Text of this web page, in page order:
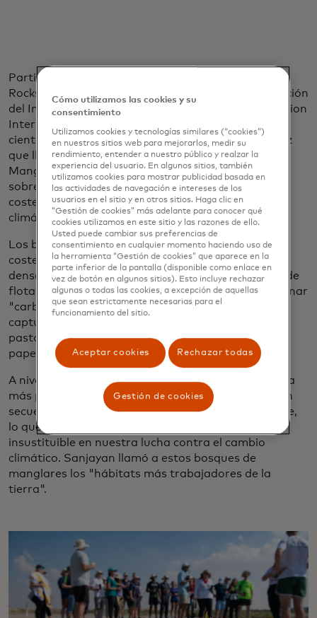
Partimos esa mañana con Sanjayan, Johan
Rockström del Instituto Potsdam para la Investigación
del Impacto Climático y científico jefe de Conservation
International, y otros expertos en conservación y
científicos climáticos de renombre mundial. Una vez
que llegamos a la acertadamente llamada Playa de
Manglares en mmm Al Quwain, aprendimos más
sobre el papel único que desempeñan los sistemas
costeros y marinos en la lucha contra el cambio
climático.
Los bosques de manglares prosperan en las aguas
costeras saladas de los trópicos y subtrópicos. Sus
densas masas de raíces en y por debajo de la línea de
flotación son increíblemente efectivas para almacenar
"carbono azul costero", el término para el carbono
capturado en los ecosistemas de agua salada. (Los
pastos marinos y las marismas juegan el mismo
papel).
A nivel mundial, estos ecosistemas tienen una huella
más pequeña que las selvas tropicales, pero pueden
secuestrar más carbono por acre, más rápidamente,
lo que los convierte en una herramienta crítica e
insustituible en nuestra lucha contra el cambio
climático. Sanjayan llamó a estos bosques de
manglares los "hábitats más trabajadores de la
tierra".
Cómo utilizamos las cookies y su
consentimiento
Utilizamos cookies y tecnologías similares (“cookies”)
en nuestros sitios web para mejorarlos, medir su
rendimiento, entender a nuestro público y realzar la
experiencia del usuario. En algunos sitios, también
utilizamos cookies para mostrar publicidad basada en
las actividades de navegación e intereses de los
usuarios en el sitio y en otros sitios. Haga clic en
“Gestión de cookies” más adelante para conocer qué
cookies utilizamos en este sitio y las razones de ello.
Usted puede cambiar sus preferencias de
consentimiento en cualquier momento haciendo uso de
la herramienta “Gestión de cookies” que aparece en la
parte inferior de la pantalla (disponible como enlace en
vez de botón en algunos sitios). Esto incluye rechazar
algunas o todas las cookies, a excepción de aquellas
que sean estrictamente necesarias para el
funcionamiento del sitio.
Aceptar cookies Rechazar todas
Gestión de cookies